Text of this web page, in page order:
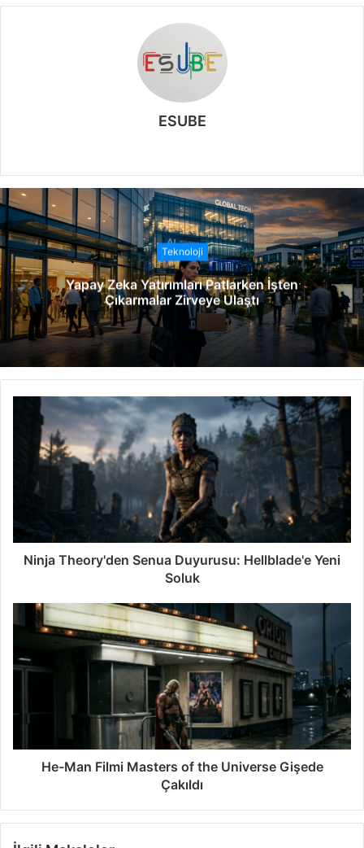
ESUBE
b
s
i
t
e
s
i
Teknoloji
Yapay Zeka Yatırımları Patlarken İşten
Çıkarmalar Zirveye Ulaştı
Ninja Theory'den Senua Duyurusu: Hellblade'e Yeni
Soluk
He-Man Filmi Masters of the Universe Gişede
Çakıldı